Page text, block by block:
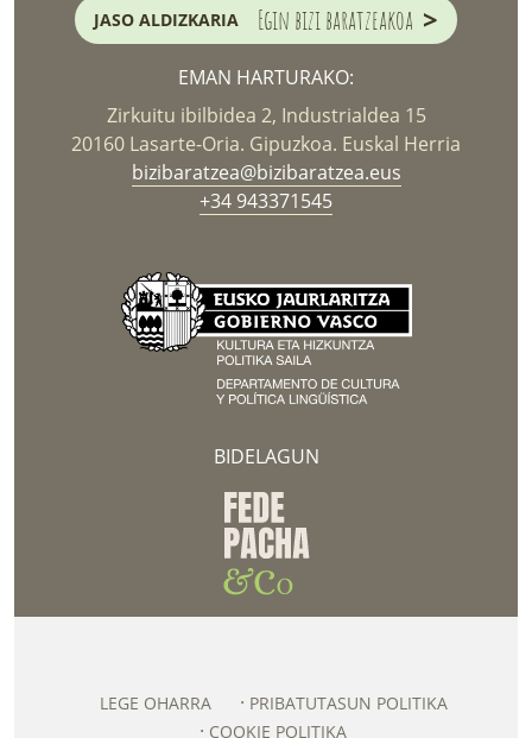
JASO ALDIZKARIA Egin bizi baratzeakoa >
EMAN HARTURAKO:
Zirkuitu ibilbidea 2, Industrialdea 15
20160 Lasarte-Oria. Gipuzkoa. Euskal Herria
bizibaratzea@bizibaratzea.eus
+34 943371545
BIDELAGUN
LEGE OHARRA
PRIBATUTASUN POLITIKA
COOKIE POLITIKA